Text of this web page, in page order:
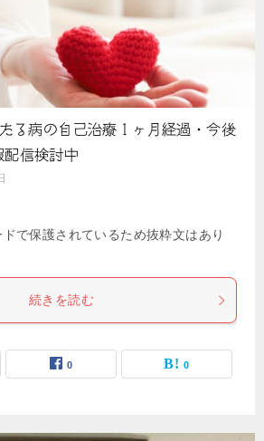
る病の自己治療１ヶ月経過・今後
配信検討中
で保護されているため抜粋文はあり
続きを読む
0 0